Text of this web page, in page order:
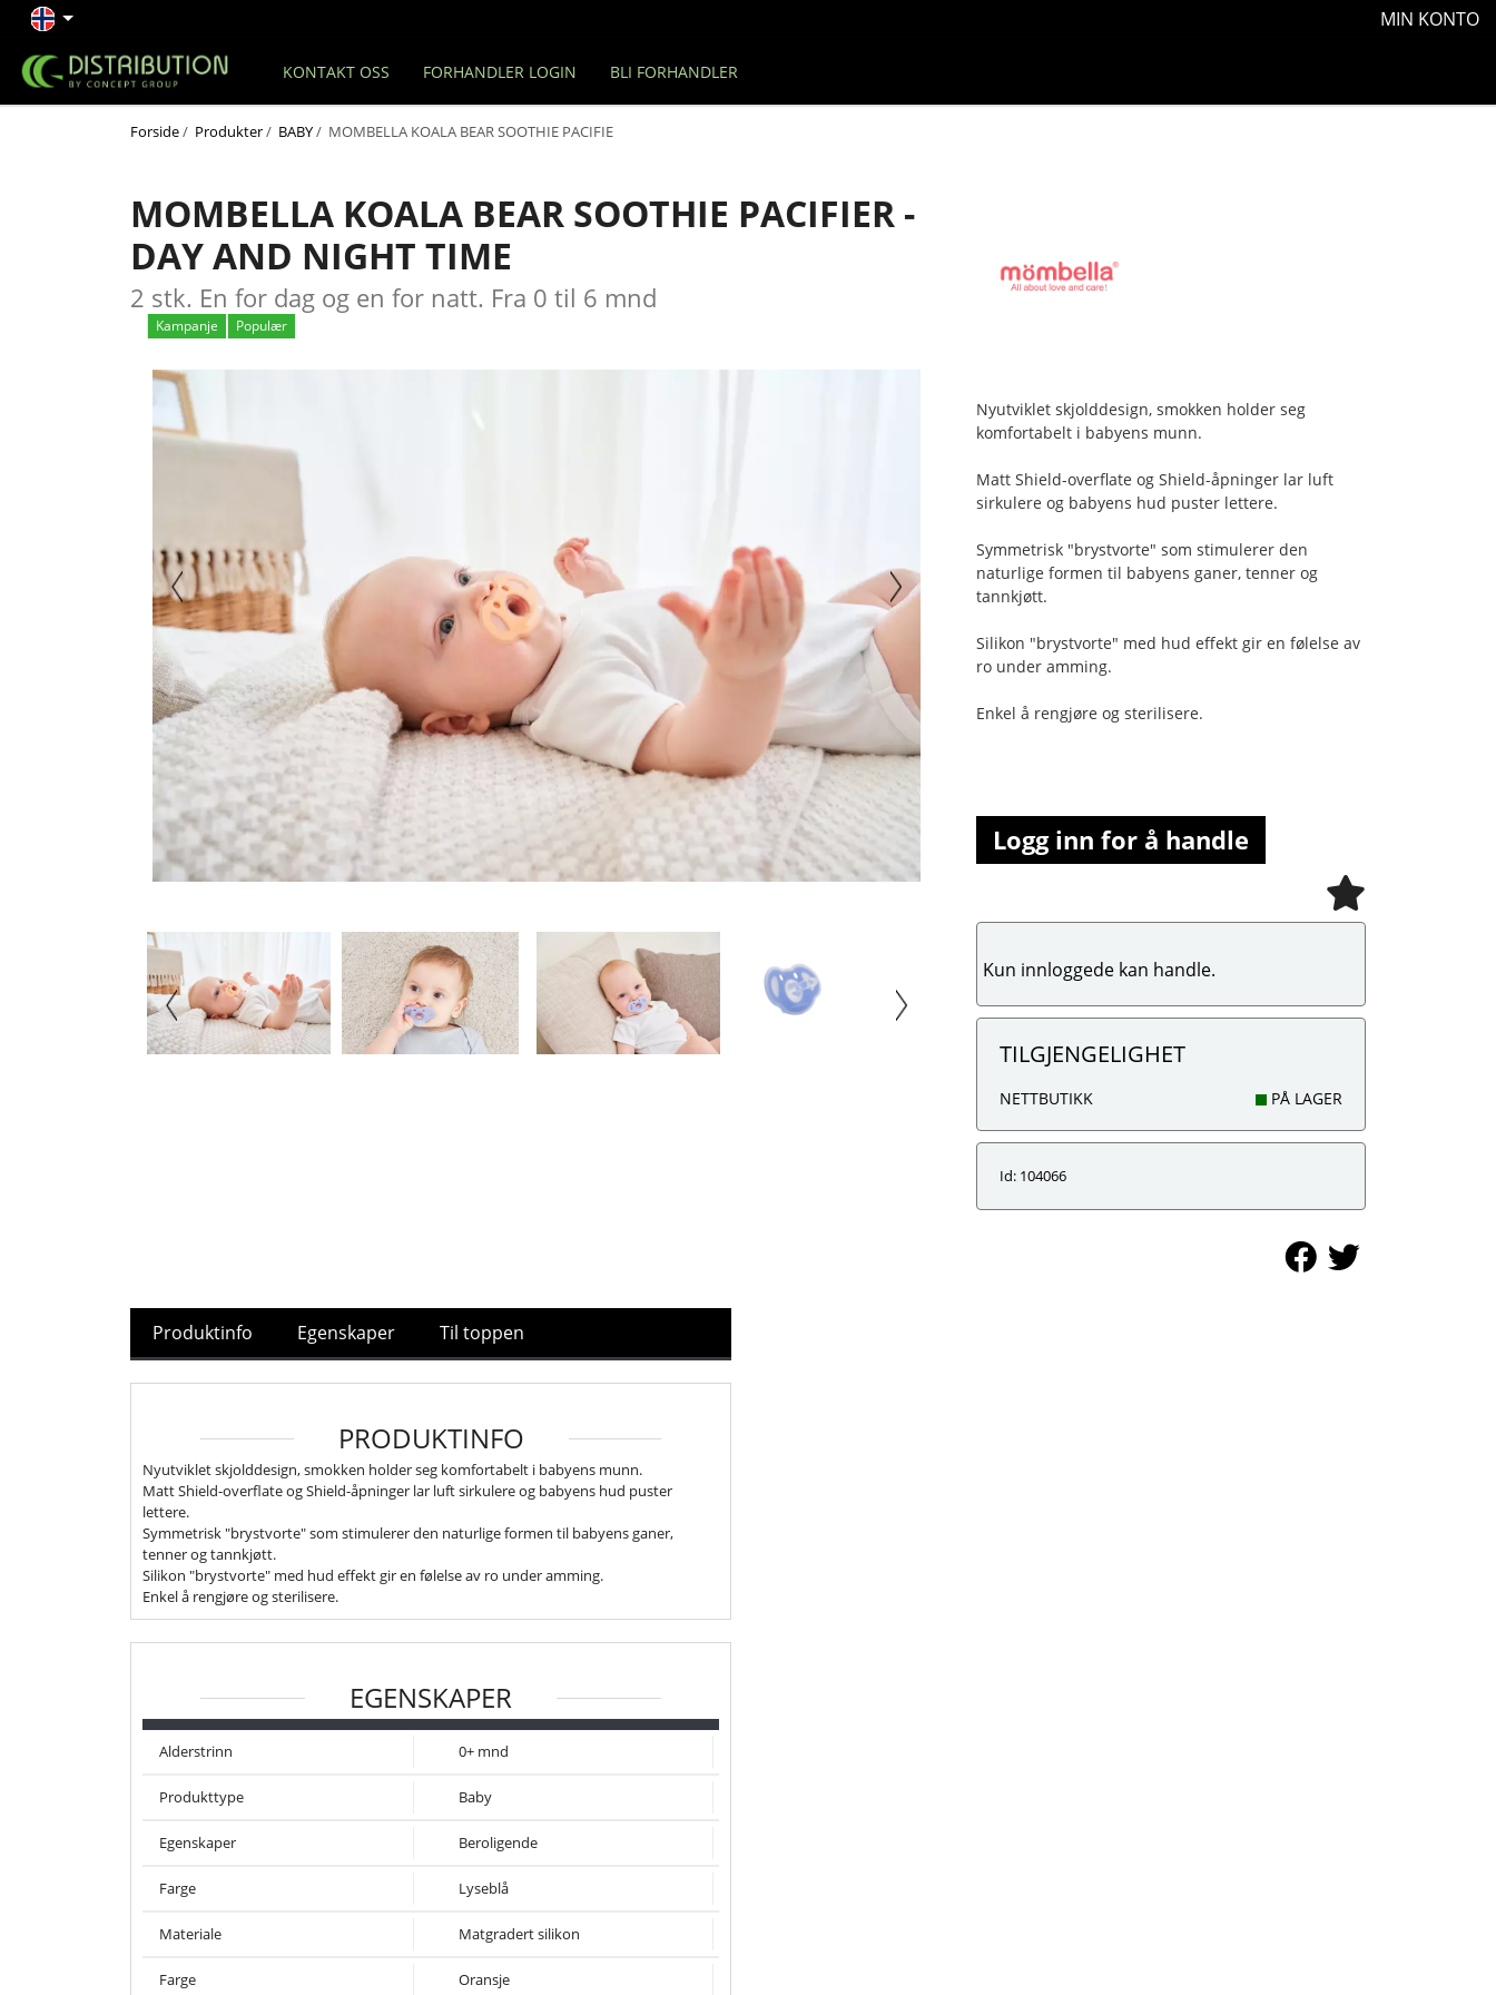
MIN KONTO
KONTAKT OSS FORHANDLER LOGIN BLI FORHANDLER
Forside/ Produkter/ BABY/ MOMBELLA KOALA BEAR SOOTHIE PACIFIER - DAY AND NIGHT TIME
MOMBELLA KOALA BEAR SOOTHIE PACIFIER -
DAY AND NIGHT TIME
2 stk. En for dag og en for natt. Fra 0 til 6 mnd
Kampanje Populær
Nyutviklet skjolddesign, smokken holder seg
komfortabelt i babyens munn.
Matt Shield-overflate og Shield-åpninger lar luft
sirkulere og babyens hud puster lettere.
Symmetrisk "brystvorte" som stimulerer den
naturlige formen til babyens ganer, tenner og
tannkjøtt.
Silikon "brystvorte" med hud effekt gir en følelse av
ro under amming.
Enkel å rengjøre og sterilisere.
Logg inn for å handle
Kun innloggede kan handle.
TILGJENGELIGHET
NETTBUTIKK PÅ LAGER
Id: 104066
Produktinfo Egenskaper Til toppen
PRODUKTINFO
Nyutviklet skjolddesign, smokken holder seg komfortabelt i babyens munn.
Matt Shield-overflate og Shield-åpninger lar luft sirkulere og babyens hud puster
lettere.
Symmetrisk "brystvorte" som stimulerer den naturlige formen til babyens ganer,
tenner og tannkjøtt.
Silikon "brystvorte" med hud effekt gir en følelse av ro under amming.
Enkel å rengjøre og sterilisere.
EGENSKAPER
Alderstrinn 0+ mnd
Produkttype Baby
Egenskaper Beroligende
Farge Lyseblå
Materiale Matgradert silikon
Farge Oransje